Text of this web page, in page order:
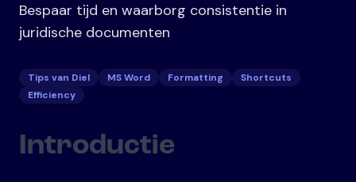
Bespaar tijd en waarborg consistentie in
juridische documenten
Tips van Diel MS Word Formatting
Shortcuts
Efficiency
Introductie